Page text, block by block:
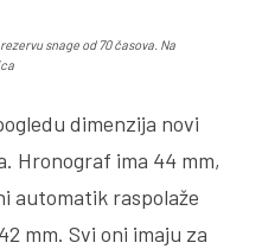
snage od 70 časova. Na
dimenzija novi
Hronograf ima 44 mm,
automatik raspolaže
mm. Svi oni imaju za